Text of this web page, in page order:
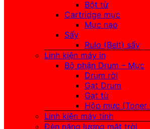
Bột từ
Cartridge mực
Mực nạp
Sấy
Rulo (Belt) sấy
Linh kiện máy in
Bộ phận Drum – Mực
Drum rời
Gạt Drum
Gạt từ
Hộp mực (Toner
Linh kiện máy tính
Đèn năng lượng mặt trời